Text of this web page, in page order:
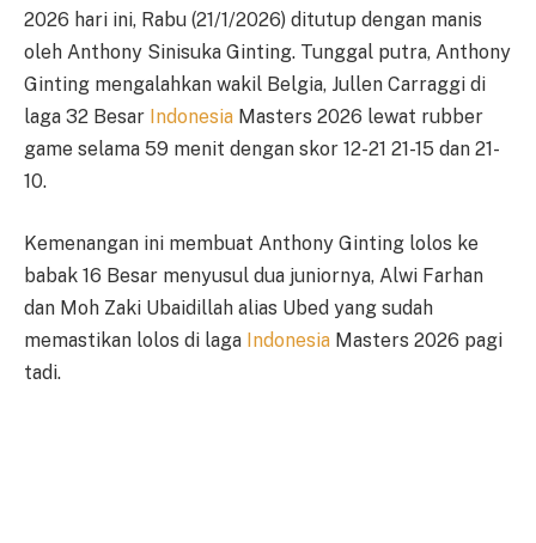
2026 hari ini, Rabu (21/1/2026) ditutup dengan manis
oleh Anthony Sinisuka Ginting. Tunggal putra, Anthony
Ginting mengalahkan wakil Belgia, Jullen Carraggi di
laga 32 Besar Indonesia Masters 2026 lewat rubber
game selama 59 menit dengan skor 12-21 21-15 dan 21-
10.
Kemenangan ini membuat Anthony Ginting lolos ke
babak 16 Besar menyusul dua juniornya, Alwi Farhan
dan Moh Zaki Ubaidillah alias Ubed yang sudah
memastikan lolos di laga Indonesia Masters 2026 pagi
tadi.